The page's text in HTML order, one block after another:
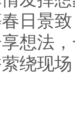
日景
想法
绕现